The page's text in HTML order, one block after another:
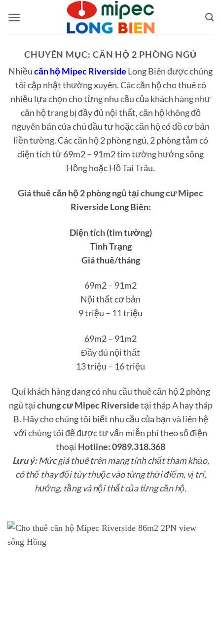
qua
CHUYÊN MỤC: CĂN HỘ 2 PHÒNG NGỦ
Nhiềucăn hộ Mipec Riverside Long Biên được chúng
tôi cập nhật thường xuyên. Các căn hộ cho thuê có
nhiều lựa chọn cho từng nhu cầu của khách hàng như
căn hộ trang bị đầy đủ nội thất, căn hộ không đồ
nguyên bản của chủ đầu tư hoặc căn hộ có đồ cơ bản
liền tường. Các căn hộ 2 phòng ngủ, 2 phòng tắm có
diện tích từ 69m2 – 91m2 tim tường hướng sông
Hồng hoặc Hồ Tai Trâu.
Giá thuê căn hộ 2 phòng ngủ tại chung cư Mipec
Riverside Long Biên:
Diện tích (tim tường)
Tình Trạng
Giá thuê/tháng
69m2 – 91m2
Nội thất cơ bản
9 triệu – 11 triệu
69m2 – 91m2
Đầy đủ nội thất
13 triệu – 16 triệu
Quí khách hàng đang có nhu cầu thuê căn hộ 2 phòng
ngủ tạichung cư Mipec Riversidetại tháp A hay tháp
B. Hãy cho chúng tôi biết nhu cầu của bạn và liên hệ
với chúng tôi để được tư vấn miễn phí theo số điện
thoại Hotline: 0989.318.368
Lưu ý:Mức giá thuê trên mang tính chất tham khảo,
có thể thay đổi tùy thuộc vào từng thời điểm, vị trí,
hướng, tầng và nội thất của từng căn hộ.